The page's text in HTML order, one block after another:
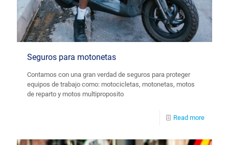
Seguros para motonetas
Contamos con una gran verdad de seguros para proteger
equipos de trabajo como: motocicletas, motonetas, motos
de reparto y motos multiproposito
Read more